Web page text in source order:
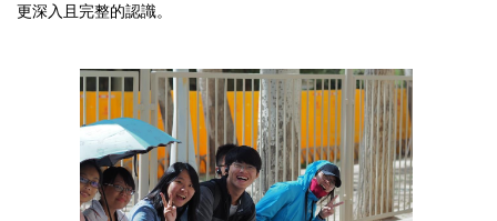
更深入且完整的認識。